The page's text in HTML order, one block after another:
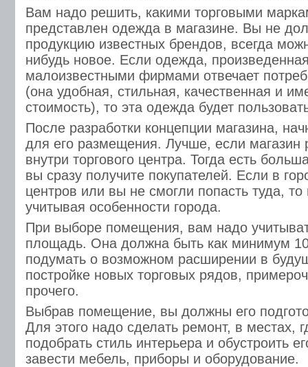
Вам надо решить, какими торговыми
представлен одежда в магазине. Вы не
продукцию известных брендов, всегда
нибудь новое. Если одежда,
малоизвестными фирмами отвечает
(она удобная, стильная, качественная и
стоимость), то эта одежда будет
После разработки концепции магазина,
для его размещения. Лучше, если магазин
внутри торгового центра. Тогда есть
вы сразу получите покупателей. Если в
центров или вы не смогли попасть туда,
учитывая особенности города.
При выборе помещения, вам надо
площадь. Она должна быть как минимум
подумать о возможном расширении в
постройке новых торговых рядов,
прочего.
Выбрав помещение, вы должны его
Для этого надо сделать ремонт, в местах,
подобрать стиль интерьера и обустроить
завести мебель, приборы и оборудование.